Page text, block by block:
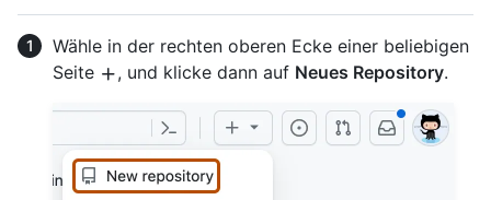
Wähle in der rechten oberen Ecke einer beliebigen
Seite
, und klicke dann auf Neues Repository.